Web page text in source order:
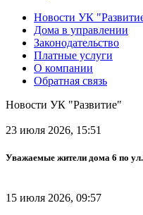
Новости УК
Дома в управлении
Законодательство
Платные услуги
О компании
Обратная связь
Новости УК "Развитие"
23 июля 2026, 15:51
Уважаемые жители дома 6 по
15 июля 2026, 09:57